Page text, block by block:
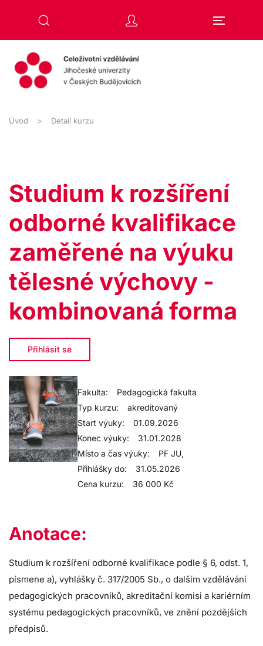
Úvod Detail kurzu
Studium k rozšíření
odborné kvalifikace
zaměřené na výuku
tělesné výchovy -
kombinovaná forma
Přihlásit se
Fakulta:
Pedagogická fakulta
Typ kurzu:
akreditovaný
Start výuky:
01.09.2026
Konec výuky:
31.01.2028
Místo a čas výuky:
PF JU,
Přihlášky do:
31.05.2026
Cena kurzu:
36 000 Kč
Anotace:
Studium k rozšíření odborné kvalifikace podle § 6, odst. 1,
písmene a), vyhlášky č. 317/2005 Sb., o dalším vzdělávání
pedagogických pracovníků, akreditační komisi a kariérním
systému pedagogických pracovníků, ve znění pozdějších
předpisů.